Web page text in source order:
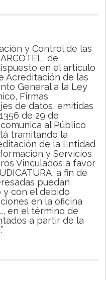
y Control de las
de
en el artículo
Acreditación de las
General a la Ley
Firmas
de datos, emitidas
de 29 de
al Público
tramitando la
de la Entidad
y Servicios
Vinculados a favor
a fin de
puedan
con el debido
en la oficina
en el término de
a partir de la